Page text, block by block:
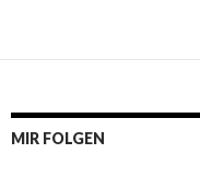
MIR FOLGEN